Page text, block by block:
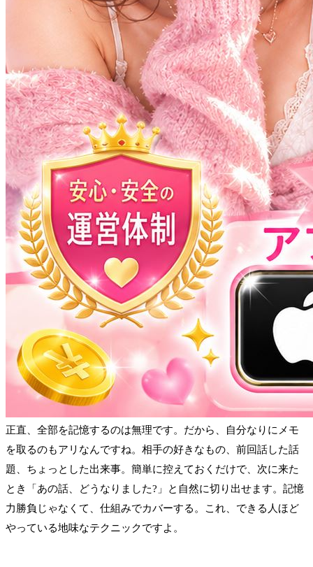
正直、全部を記憶するのは無理です。だから、自分なりにメモ
を取るのもアリなんですね。相手の好きなもの、前回話した話
題、ちょっとした出来事。簡単に控えておくだけで、次に来た
とき「あの話、どうなりました?」と自然に切り出せます。記憶
力勝負じゃなくて、仕組みでカバーする。これ、できる人ほど
やっている地味なテクニックですよ。